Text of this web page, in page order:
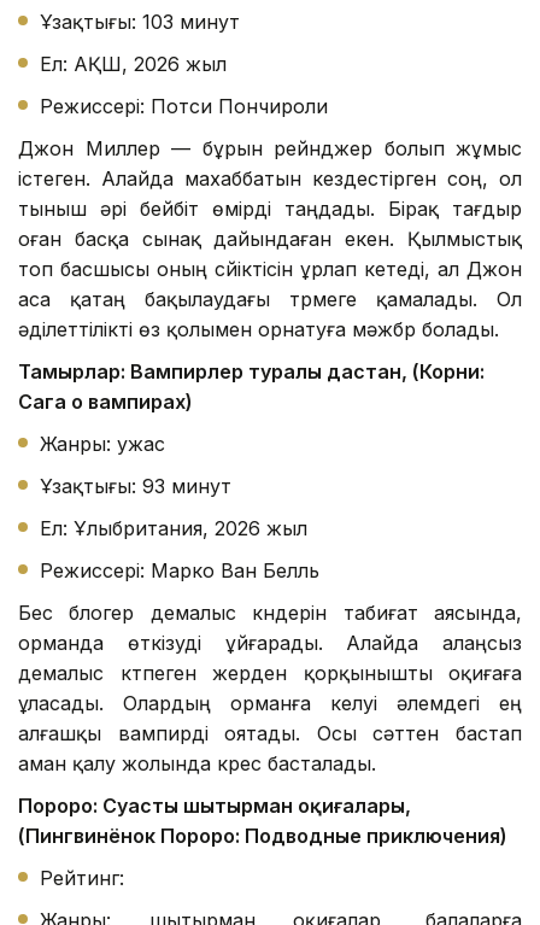
Ұзақтығы: 103 минут
Ел: АҚШ, 2026 жыл
Режиссері: Потси Пончироли
Джон Миллер — бұрын рейнджер болып жұмыс
істеген. Алайда махаббатын кездестірген соң, ол
тыныш әрі бейбіт өмірді таңдады. Бірақ тағдыр
оған басқа сынақ дайындаған екен. Қылмыстық
топ басшысы оның сүйіктісін ұрлап кетеді, ал Джон
аса қатаң бақылаудағы түрмеге қамалады. Ол
әділеттілікті өз қолымен орнатуға мәжбүр болады.
Тамырлар: Вампирлер туралы дастан, (Корни:
Сага о вампирах)
Жанры: ужас
Ұзақтығы: 93 минут
Ел: Ұлыбритания, 2026 жыл
Режиссері: Марко Ван Белль
Бес блогер демалыс күндерін табиғат аясында,
орманда өткізуді ұйғарады. Алайда алаңсыз
демалыс күтпеген жерден қорқынышты оқиғаға
ұласады. Олардың орманға келуі әлемдегі ең
алғашқы вампирді оятады. Осы сәттен бастап
аман қалу жолында күрес басталады.
Пороро: Суасты шытырман оқиғалары,
(Пингвинёнок Пороро: Подводные приключения)
Рейтинг: